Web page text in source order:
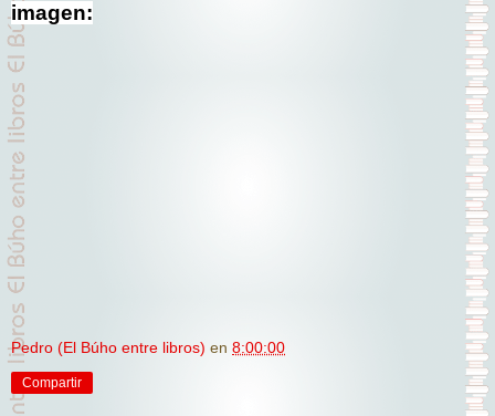
imagen:
Pedro (El Búho entre libros) en 8:00:00
Compartir